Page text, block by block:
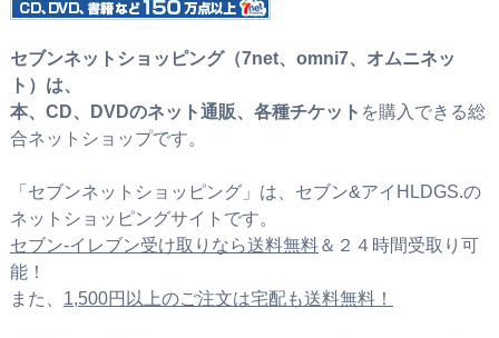
セブンネットショッピング（7net、omni7、オムニネッ
ト）は、
本、CD、DVDのネット通販、各種チケット を購入できる総
合ネットショップです。
「セブンネットショッピング」は、セブン&アイHLDGS.の
ネットショッピングサイトです。
セブン‐イレブン受け取りなら送料無料＆２４時間受取り可
能！
また、 1,500円以上のご注文は宅配も送料無料！